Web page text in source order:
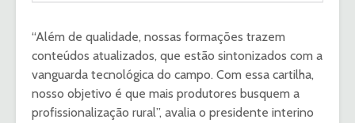
“Além de qualidade, nossas formações trazem
conteúdos atualizados, que estão sintonizados com a
vanguarda tecnológica do campo. Com essa cartilha,
nosso objetivo é que mais produtores busquem a
profissionalização rural”, avalia o presidente interino